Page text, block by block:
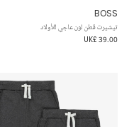
BOSS
تيشيرت قطن لون عاجي للأولاد
UK£ 39.00